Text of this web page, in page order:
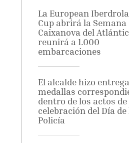
La European
Cup abrirá la Semana
Caixanova del
reunirá a 1.000
embarcaciones
El alcalde hizo
medallas
dentro de los actos de
celebración del Día de
Policía